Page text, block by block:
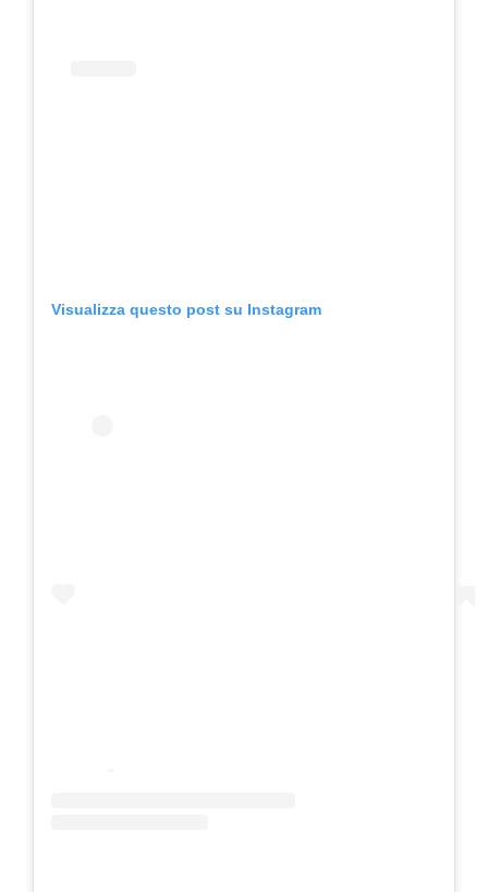
Visualizza questo post su Instagram